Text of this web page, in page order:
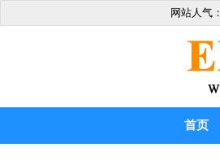
网站人气：
首页